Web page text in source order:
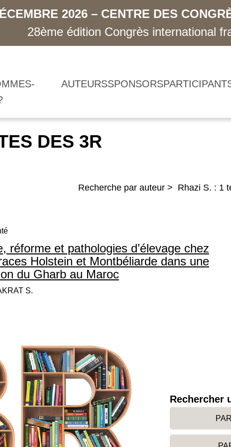
2026 – CENTRE DES
28ème édition Congrès international
AUTEURSSPONSORS
DES 3R
Recherche par auteur > Rhazi S. : 1
réforme et pathologies d’élevage chez
Holstein et Montbéliarde dans une
du Gharb au Maroc
S.
Rechercher